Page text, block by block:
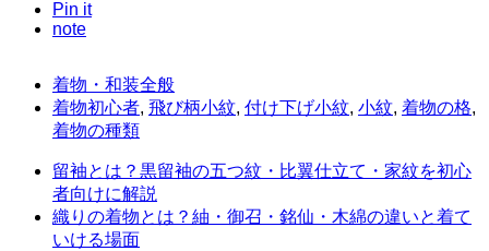
Pin it
note
着物・和装全般
着物初心者, 飛び柄小紋, 付け下げ小紋, 小紋, 着物の格,
着物の種類
留袖とは？黒留袖の五つ紋・比翼仕立て・家紋を初心
者向けに解説
織りの着物とは？紬・御召・銘仙・木綿の違いと着て
いける場面